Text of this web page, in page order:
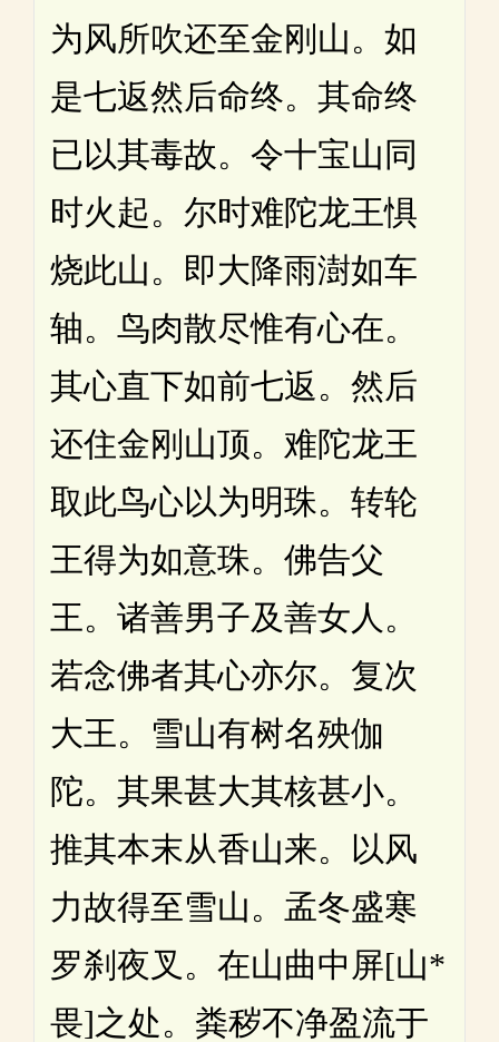
为风所吹还至金刚山。如
是七返然后命终。其命终
已以其毒故。令十宝山同
时火起。尔时难陀龙王惧
烧此山。即大降雨澍如车
轴。鸟肉散尽惟有心在。
其心直下如前七返。然后
还住金刚山顶。难陀龙王
取此鸟心以为明珠。转轮
王得为如意珠。佛告父
王。诸善男子及善女人。
若念佛者其心亦尔。复次
大王。雪山有树名殃伽
陀。其果甚大其核甚小。
推其本末从香山来。以风
力故得至雪山。孟冬盛寒
罗刹夜叉。在山曲中屏[山*
畏]之处。粪秽不净盈流于